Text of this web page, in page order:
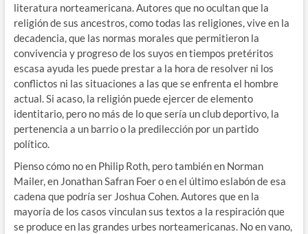
literatura norteamericana. Autores que no ocultan que la
religión de sus ancestros, como todas las religiones, vive en la
decadencia, que las normas morales que permitieron la
convivencia y progreso de los suyos en tiempos pretéritos
escasa ayuda les puede prestar a la hora de resolver ni los
conflictos ni las situaciones a las que se enfrenta el hombre
actual. Si acaso, la religión puede ejercer de elemento
identitario, pero no más de lo que sería un club deportivo, la
pertenencia a un barrio o la predilección por un partido
político.
Pienso cómo no en Philip Roth, pero también en Norman
Mailer, en Jonathan Safran Foer o en el último eslabón de esa
cadena que podría ser Joshua Cohen. Autores que en la
mayoría de los casos vinculan sus textos a la respiración que
se produce en las grandes urbes norteamericanas. No en vano,